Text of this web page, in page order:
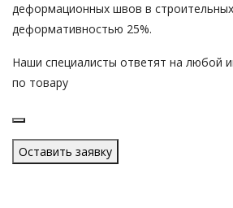
деформационных швов в строительных
деформативностью 25%.
Наши специалисты ответят на любой
по товару
Оставить заявку